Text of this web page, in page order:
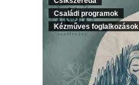
Családi programok
Kézműves foglalkozások